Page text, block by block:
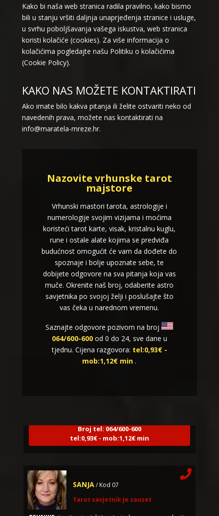
Kako bi naša web stranica radila pravilno, kako bismo
bili u stanju vršiti daljnja unaprjeđenja stranice i usluge,
u svrhu poboljšavanja vašega iskustva, web stranica
koristi kolačiće (cookies). Za više informacija o
kolačićima pogledajte našu Politiku o kolačićima
(Cookie Policy).
KAKO NAS MOŽETE KONTAKTIRATI
Ako imate bilo kakva pitanja ili želite ostvariti neko od
navedenih prava, možete nas kontaktirati na
info@maratela-mreze.hr.
Nazovite vrhunske tarot
majstore
Vrhunski mastori tarota, astrologije i
numerologije svojim vizijama i moćima
koristeći tarot karte, visak, kristalnu kuglu,
rune i ostale alate kojima se predviđa
budućnost omogućit će vam da dođete do
spoznaje i bolje upoznate sebe, te
dobijete odgovore na sva pitanja koja vas
muče. Okrenite naš broj, odaberite astro
savjetnika po svojoj želji i poslušajte što
vas čeka u narednom vremenu.
Saznajte odgovore pozivom na broj
064/600-600 od 0 do 24, sve dane u
tjednu. Cijena razgovora: tel:0,93€ -
mob:1,12€ min .
tel:0,93€ - mob:1,12€ min
Tarot savjetnik je zauzet
TEHNIKE:tarot, egipatski tarot, visak, rune, numerologija,
astro tarot